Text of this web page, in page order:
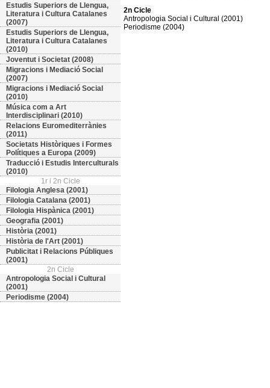
Estudis Superiors de Llengua,
Literatura i Cultura Catalanes
(2007)
Estudis Superiors de Llengua,
Literatura i Cultura Catalanes
(2010)
Joventut i Societat (2008)
Migracions i Mediació Social
(2007)
Migracions i Mediació Social
(2010)
Música com a Art
Interdisciplinari (2010)
Relacions Euromediterrànies
(2011)
Societats Històriques i Formes
Polítiques a Europa (2009)
Traducció i Estudis Interculturals
(2010)
1r i 2n Cicle
Filologia Anglesa (2001)
Filologia Catalana (2001)
Filologia Hispànica (2001)
Geografia (2001)
Història (2001)
Història de l'Art (2001)
Publicitat i Relacions Públiques
(2001)
2n Cicle
Antropologia Social i Cultural
(2001)
Periodisme (2004)
2n Cicle
Antropologia Social i Cultural (2001)
Periodisme (2004)